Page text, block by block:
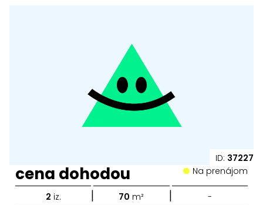
ID: 37227
cena dohodou Na prenájom
2 iz. | 70 m² | -